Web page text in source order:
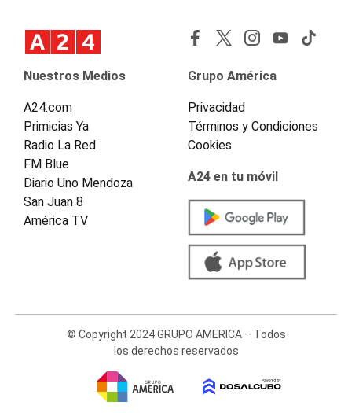
Nuestros Medios
A24.com
Primicias Ya
Radio La Red
FM Blue
Diario Uno Mendoza
San Juan 8
América TV
Grupo América
Privacidad
Términos y Condiciones
Cookies
A24 en tu móvil
© Copyright 2024 GRUPO AMERICA – Todos
los derechos reservados